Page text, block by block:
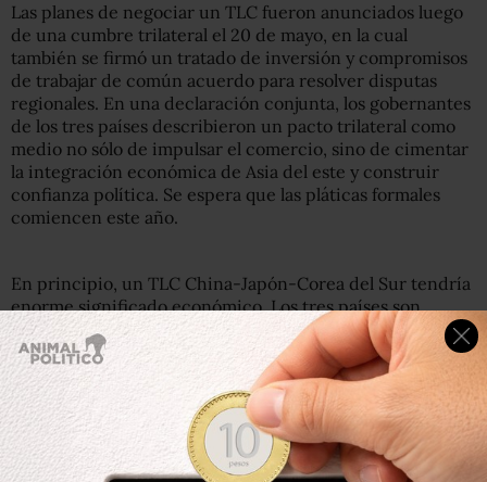
Las planes de negociar un TLC fueron anunciados luego
de una cumbre trilateral el 20 de mayo, en la cual
también se firmó un tratado de inversión y compromisos
de trabajar de común acuerdo para resolver disputas
regionales. En una declaración conjunta, los gobernantes
de los tres países describieron un pacto trilateral como
medio no sólo de impulsar el comercio, sino de cimentar
la integración económica de Asia del este y construir
confianza política. Se espera que las pláticas formales
comiencen este año.
En principio, un TLC China-Japón-Corea del Sur tendría
enorme significado económico. Los tres países son
importantes exportadores mundiales y su peso
combinado podría rivalizar con el de la Unión Europea y
el TLC de América del Norte. Según datos del FMI, el
comercio entre los tres países, medido por exportaciones
totales, sumó 745 mil mdd en 2011, contra 163 mil mdd en
2001. El valor total de esta medida de comercio trilateral
se ha expandido en un promedio de 17% anual en la